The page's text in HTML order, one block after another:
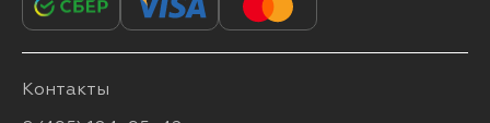
Контакты